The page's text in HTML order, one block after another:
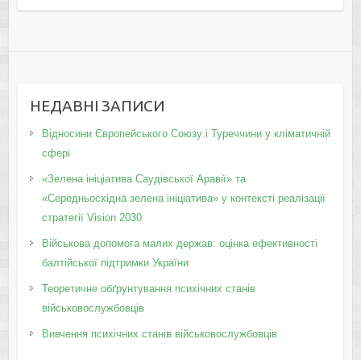
НЕДАВНІ ЗАПИСИ
Відносини Європейського Союзу і Туреччини у кліматичній
сфері
«Зелена ініціатива Саудівської Аравії» та
«Середньосхідна зелена ініціатива» у контексті реалізації
стратегії Vision 2030
Військова допомога малих держав: оцінка ефективності
балтійської підтримки України
Теоретичне обґрунтування психічних станів
військовослужбовців
Вивчення психічних станів військовослужбовців